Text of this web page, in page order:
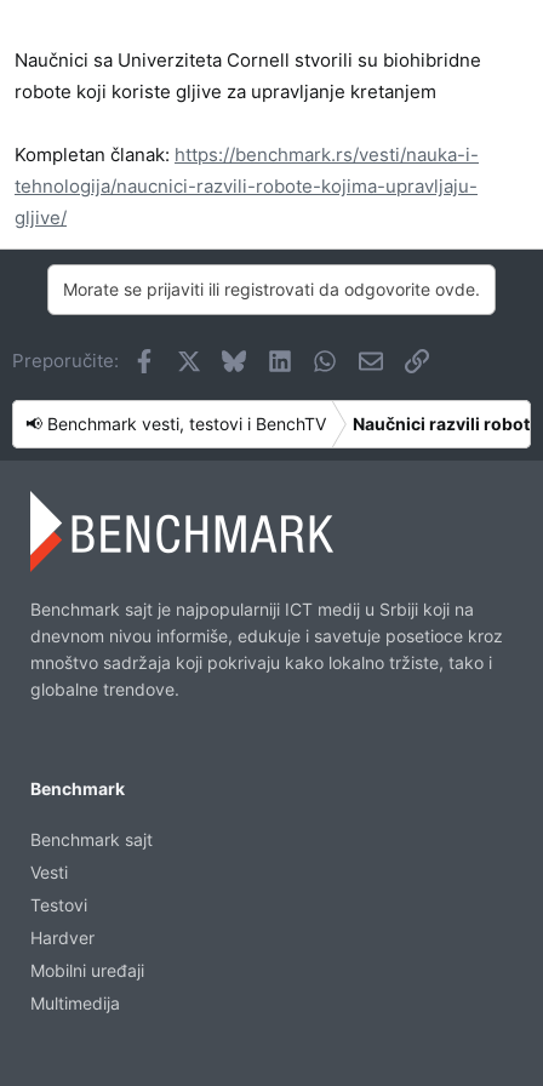
Naučnici sa Univerziteta Cornell stvorili su biohibridne
robote koji koriste gljive za upravljanje kretanjem
Kompletan članak: https://benchmark.rs/vesti/nauka-i-
tehnologija/naucnici-razvili-robote-kojima-upravljaju-
gljive/
Morate se prijaviti ili registrovati da odgovorite ovde.
Preporučite: Facebook BlueskyLinkedInWhatsApp
Imejl Link
📢 Benchmark vesti, testovi i BenchTV Naučnici razvili
Benchmark sajt je najpopularniji ICT medij u Srbiji koji na
dnevnom nivou informiše, edukuje i savetuje posetioce kroz
mnoštvo sadržaja koji pokrivaju kako lokalno tržiste, tako i
globalne trendove.
Benchmark
Benchmark sajt
Vesti
Testovi
Hardver
Mobilni uređaji
Multimedija